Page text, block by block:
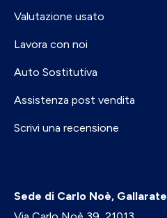
Valutazione usato
Lavora con noi
Auto Sostitutiva
Assistenza post vendita
Scrivi una recensione
Sede di Carlo Noè, Gallarate